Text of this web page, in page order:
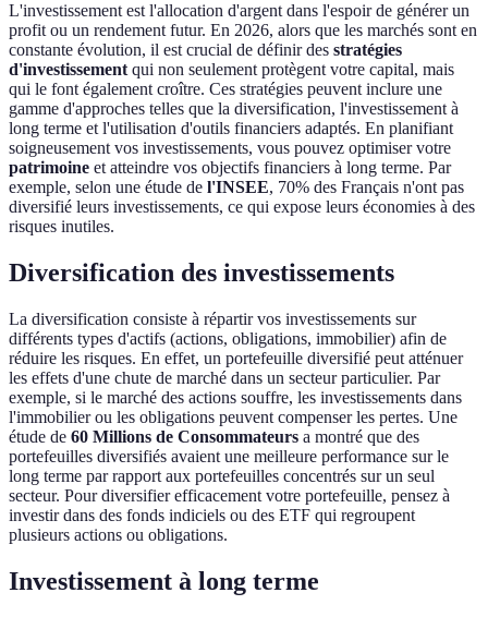
L'investissement est l'allocation d'argent dans l'espoir de générer un
profit ou un rendement futur. En 2026, alors que les marchés sont en
constante évolution, il est crucial de définir des stratégies
d'investissementqui non seulement protègent votre capital, mais
qui le font également croître. Ces stratégies peuvent inclure une
gamme d'approches telles que la diversification, l'investissement à
long terme et l'utilisation d'outils financiers adaptés. En planifiant
soigneusement vos investissements, vous pouvez optimiser votre
patrimoine et atteindre vos objectifs financiers à long terme. Par
exemple, selon une étude de l'INSEE, 70% des Français n'ont pas
diversifié leurs investissements, ce qui expose leurs économies à des
risques inutiles.
Diversification des investissements
La diversification consiste à répartir vos investissements sur
différents types d'actifs (actions, obligations, immobilier) afin de
réduire les risques. En effet, un portefeuille diversifié peut atténuer
les effets d'une chute de marché dans un secteur particulier. Par
exemple, si le marché des actions souffre, les investissements dans
l'immobilier ou les obligations peuvent compenser les pertes. Une
étude de 60 Millions de Consommateurs a montré que des
portefeuilles diversifiés avaient une meilleure performance sur le
long terme par rapport aux portefeuilles concentrés sur un seul
secteur. Pour diversifier efficacement votre portefeuille, pensez à
investir dans des fonds indiciels ou des ETF qui regroupent
plusieurs actions ou obligations.
Investissement à long terme